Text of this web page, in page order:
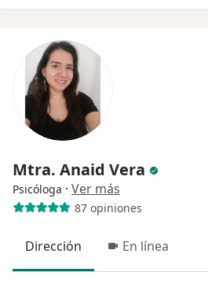
Mtra. Anaid Vera
Psicóloga · Ver más
87 opiniones
Dirección En línea